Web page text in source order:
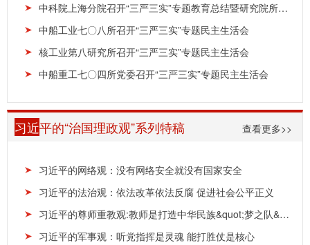
中科院上海分院召开“三严三实”专题教育总结暨研究院所党委书记述职述廉会
中船工业七〇八所召开“三严三实”专题民主生活会
核工业第八研究所召开“三严三实”专题民主生活会
中船重工七〇四所党委召开“三严三实”专题民主生活会
习近平的“治国理政观”系列特稿 查看更多>>
习近平的网络观：没有网络安全就没有国家安全
习近平的法治观：依法改革依法反腐 促进社会公平正义
习近平的尊师重教观:教师是打造中华民族&quot;梦之队&quot;的筑梦人
习近平的军事观：听党指挥是灵魂 能打胜仗是核心